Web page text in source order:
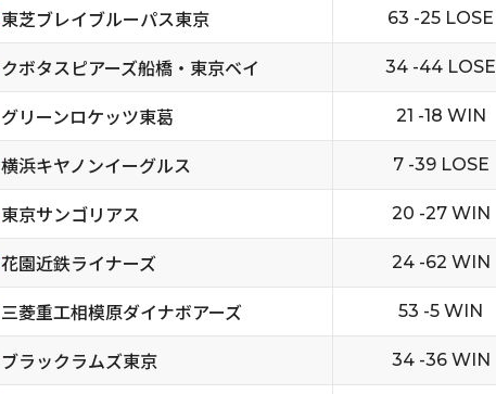
東芝ブレイブルーパス東京 63 -25 LOSE
クボタスピアーズ船橋・東京ベイ 34 -44 LOSE
グリーンロケッツ東葛 21 -18 WIN
横浜キヤノンイーグルス 7 -39 LOSE
東京サンゴリアス 20 -27 WIN
花園近鉄ライナーズ 24 -62 WIN
三菱重工相模原ダイナボアーズ 53 -5 WIN
ブラックラムズ東京 34 -36 WIN